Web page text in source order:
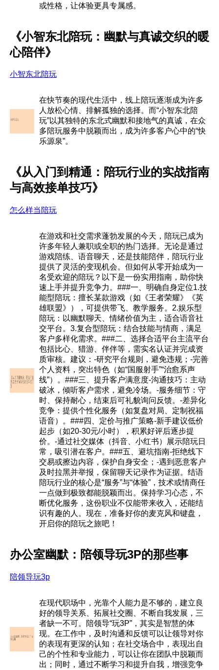
或性格，让体验更具专属感。
《小智东北陪玩：幽默与真诚交织的暖
心陪伴》
小智东北陪玩
在快节奏的现代生活中，线上陪玩逐渐成为许多
人放松心情、排解孤独的选择。而“小智东北陪
玩”以其独特的东北式幽默和接地气的真诚，在众
多陪玩服务中脱颖而出，成为许多客户心中的“快
乐源泉”。
《从入门到精通：陪玩行业的实战指南
与高效接单技巧》
怎么样当陪玩
在游戏和社交需求蓬勃发展的今天，陪玩已成为
许多年轻人兼职或全职的热门选择。无论是通过
游戏陪练、语音聊天，还是技能陪伴，陪玩行业
提供了灵活的变现机会。但如何从零开始成为一
名受欢迎的陪玩？以下是一份实用指南，助你快
速上手并提升竞争力。###一、明确自身定位1.技
能型陪玩：擅长某款游戏（如《王者荣耀》《英
雄联盟》），可提供带飞、教学服务。2.娱乐型
陪玩：以幽默聊天、情绪价值为主，适合语音社
交平台。3.复合型陪玩：结合技能与情商，满足
客户多样化需求。###二、选择合适平台主流平台
包括比心、猎游、伴伴等，需实名认证并完成资
质审核。建议：-研究平台规则，避免违规；-完善
个人资料，突出特色（如“国服射手”“治愈系声
线”）。###三、提升客户满意度-沟通技巧：主动
破冰，倾听客户需求，避免冷场。-服务细节：守
时、保持耐心，结束后可礼貌询问反馈。-差异化
竞争：提供个性化服务（如复盘对局、定制祝福
语音）。###四、定价与推广策略-新手建议低价
起步（如20-30元/小时），积累好评后逐步提
价。-通过社交媒体（抖音、小红书）展示陪玩日
常，吸引潜在客户。###五、避坑指南-拒绝线下
交易或擦边内容，保护自身安全；-遇到恶意客户
及时拉黑并举报，保留聊天记录作为证据。结语
陪玩行业的核心是“服务”与“体验”，技术或情商任
一点做到极致都能脱颖而出。保持学习心态，不
断优化服务，这份职业不仅能带来收入，还能结
识有趣的人。现在，准备好你的麦克风和键盘，
开启你的陪玩之旅吧！
办公室幽默：陪领导玩3P的那些事
陪领导玩3p
在现代职场中，光靠个人能力是不够的，建立良
好的领导关系、拓展社交圈、不断自我发展，三
者缺一不可。陪领导“玩3P”，其实是智慧的体
现。在工作中，及时沟通和反馈可以让领导对你
的表现有更深的认知；在社交场合中，表现出自
己的个性和专业能力，可以让你在团队中脱颖而
出；同时，通过不断学习和提升自我，增强竞争